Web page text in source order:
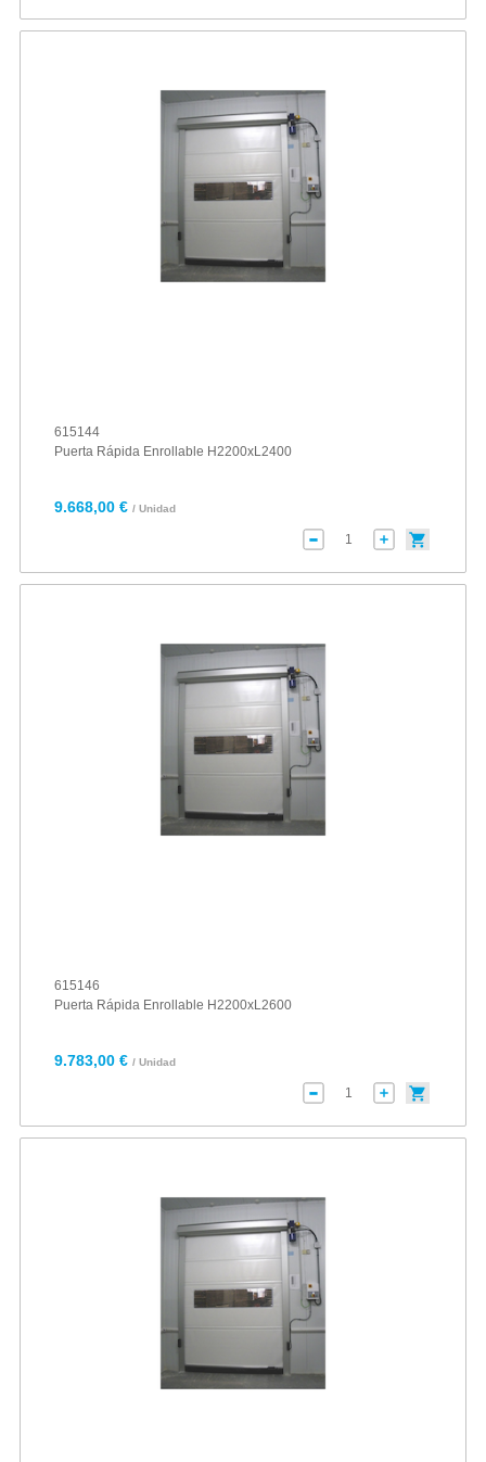
615144
Puerta Rápida Enrollable H2200xL2400
9.668,00 € / Unidad
615146
Puerta Rápida Enrollable H2200xL2600
9.783,00 € / Unidad